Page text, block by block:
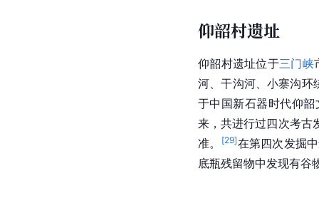
仰韶村遗址
仰韶村遗址位于三门峡
河、干沟河、小寨沟环
于中国新石器时代仰
来，共进行过四次考古
准。
[29]在第四次发掘
底瓶残留物中发现有谷